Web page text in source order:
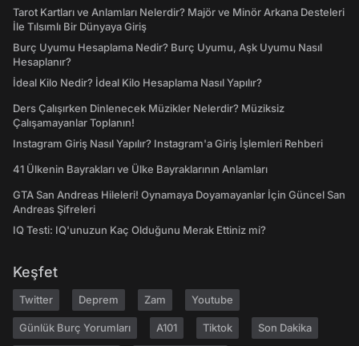
Tarot Kartları ve Anlamları Nelerdir? Majör ve Minör Arkana Desteleri
İle Tılsımlı Bir Dünyaya Giriş
Burç Uyumu Hesaplama Nedir? Burç Uyumu, Aşk Uyumu Nasıl
Hesaplanır?
İdeal Kilo Nedir? İdeal Kilo Hesaplama Nasıl Yapılır?
Ders Çalışırken Dinlenecek Müzikler Nelerdir? Müziksiz
Çalışamayanlar Toplanın!
Instagram Giriş Nasıl Yapılır? Instagram'a Giriş İşlemleri Rehberi
41 Ülkenin Bayrakları ve Ülke Bayraklarının Anlamları
GTA San Andreas Hileleri! Oynamaya Doyamayanlar İçin Güncel San
Andreas Şifreleri
IQ Testi: IQ'unuzun Kaç Olduğunu Merak Ettiniz mi?
Keşfet
Twitter Deprem Zam Youtube
Günlük Burç Yorumları A101 Tiktok Son Dakika